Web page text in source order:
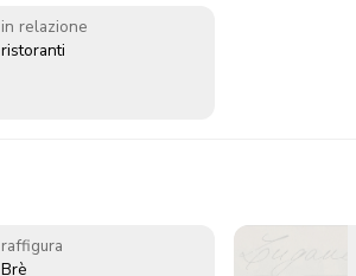
in relazione
ristoranti
raffigura
Brè